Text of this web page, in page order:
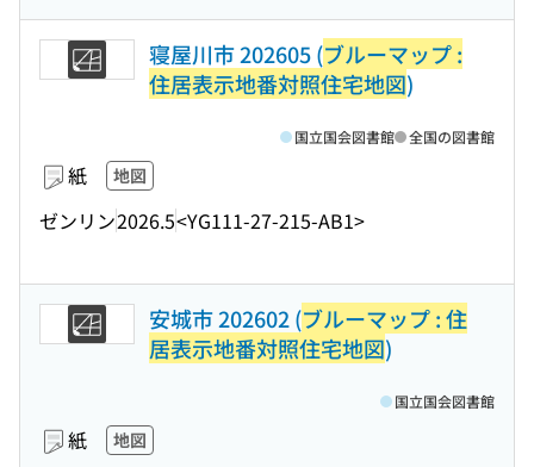
寝屋川市 202605 (ブルーマップ :
住居表示地番対照住宅地図)
紙 地図
ゼンリン2026.5<YG111-27-215-AB1>
国立国会図書館 全国の図書館
安城市 202602 (ブルーマップ : 住
居表示地番対照住宅地図)
紙 地図
国立国会図書館